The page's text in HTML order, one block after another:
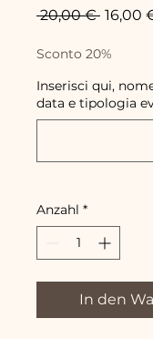
20,00 € 16,00
Sconto 20%
Inserisci qui,
data e tipologia
Anzahl *
In den